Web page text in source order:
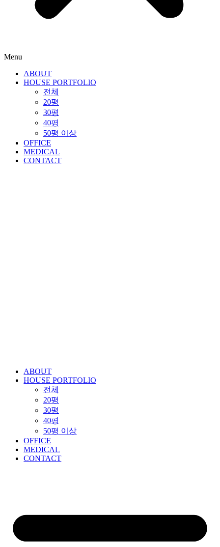
Menu
ABOUT
HOUSE PORTFOLIO
전체
20평
30평
40평
50평 이상
OFFICE
MEDICAL
CONTACT
ABOUT
HOUSE PORTFOLIO
전체
20평
30평
40평
50평 이상
OFFICE
MEDICAL
CONTACT